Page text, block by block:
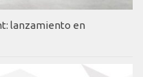
lanzamiento en